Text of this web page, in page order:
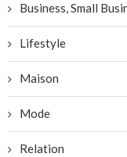
Business, Small
Lifestyle
Maison
Mode
Relation